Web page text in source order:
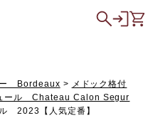
ー Bordeaux
メドック格付
ュール Chateau Calon Segur
2023【人気定番】